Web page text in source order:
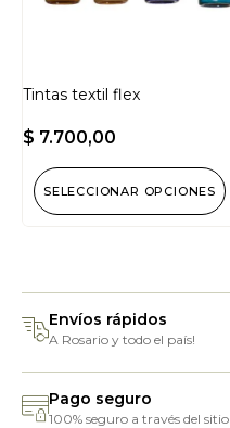
Tintas textil flex
$ 7.700,00
SELECCIONAR OPCIONES
Envíos rápidos
A Rosario y todo el país!
Pago seguro
100% seguro a través del sitio